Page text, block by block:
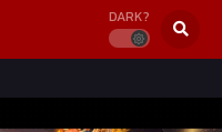
DARK?